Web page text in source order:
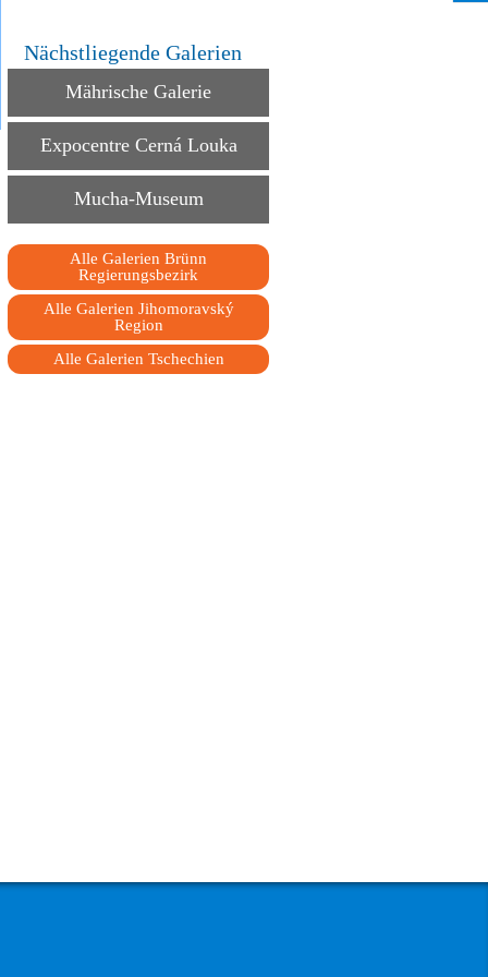
Nächstliegende Galerien
Mährische Galerie
Expocentre Cerná Louka
Mucha-Museum
Alle Galerien Brünn
Regierungsbezirk
Alle Galerien Jihomoravský
Region
Alle Galerien Tschechien